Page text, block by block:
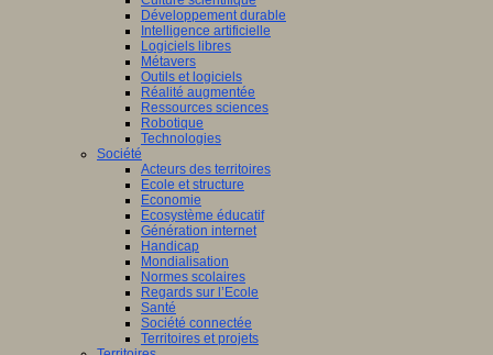
Développement durable
Intelligence artificielle
Logiciels libres
Métavers
Outils et logiciels
Réalité augmentée
Ressources sciences
Robotique
Technologies
Société
Acteurs des territoires
Ecole et structure
Economie
Ecosystème éducatif
Génération internet
Handicap
Mondialisation
Normes scolaires
Regards sur l’Ecole
Santé
Société connectée
Territoires et projets